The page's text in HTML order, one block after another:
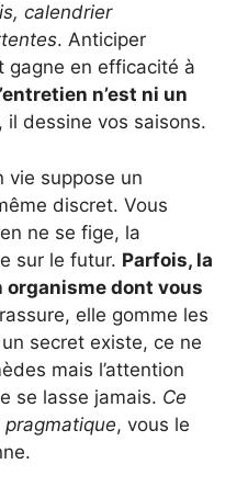
calendrier
. Anticiper
gagne en efficacité à
n’est ni un
, il dessine vos saisons.
vie suppose un
discret. Vous
ne se fige, la
sur le futur. Parfois, la
organisme dont vous
elle gomme les
secret existe, ce ne
mais l’attention
se lasse jamais. Ce
pragmatique, vous le